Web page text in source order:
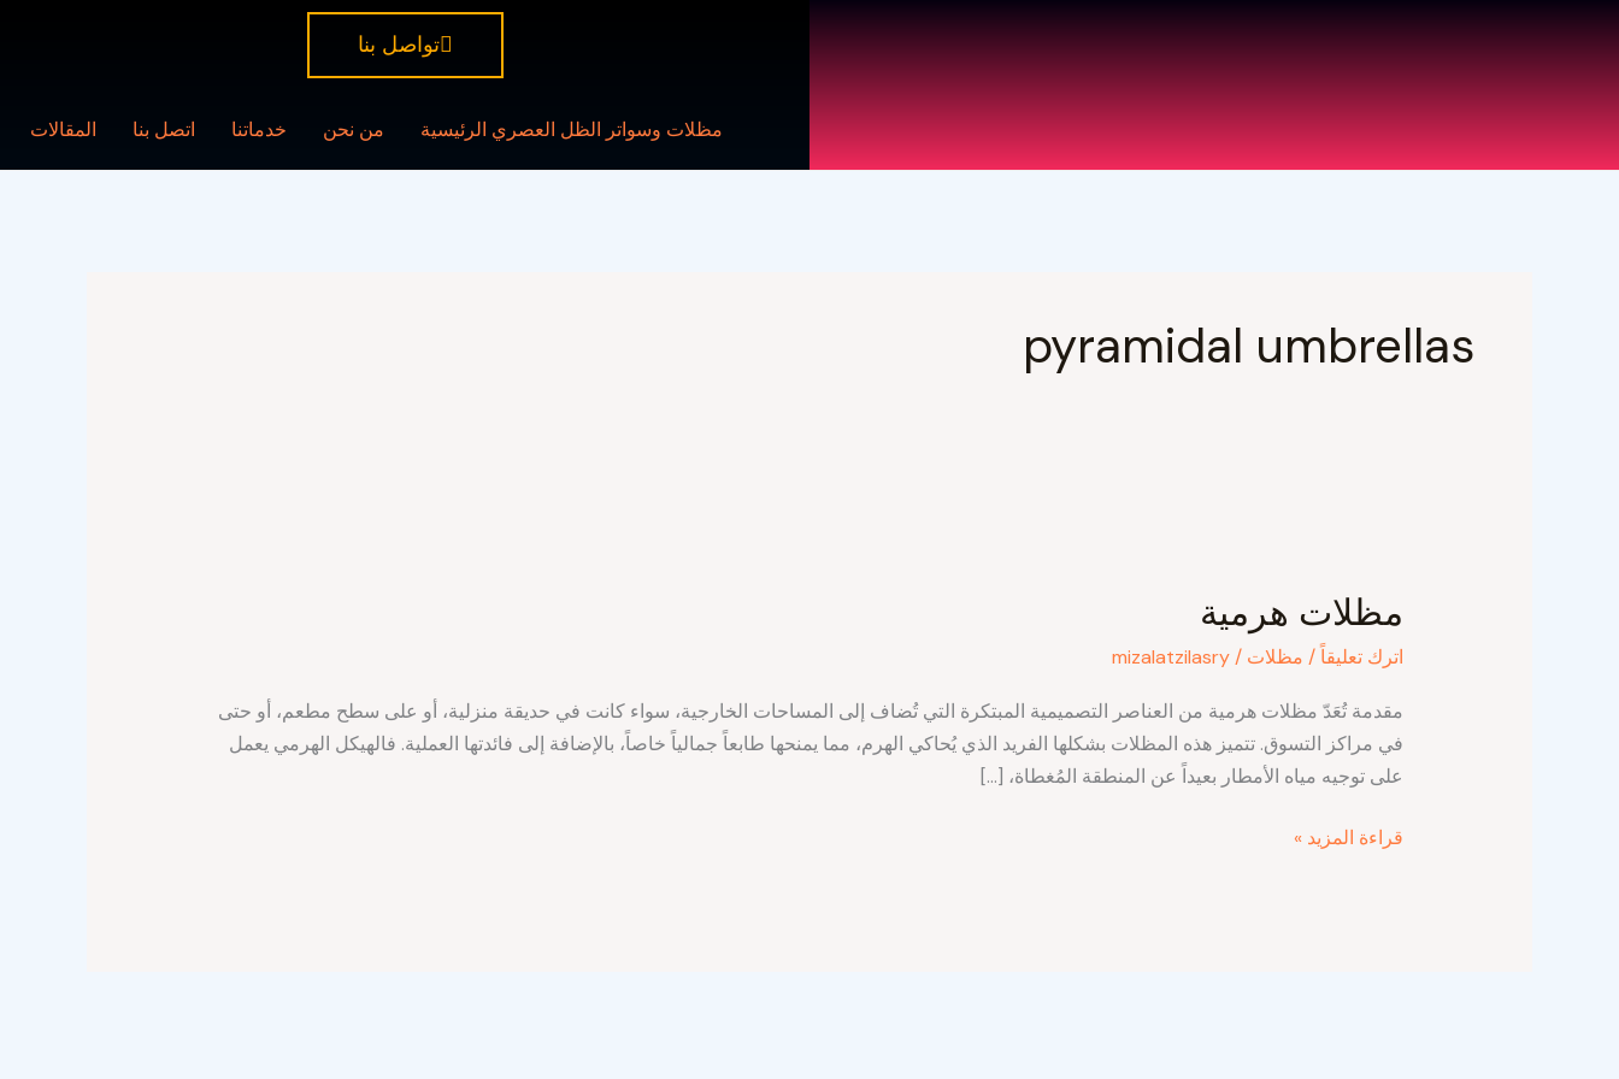
تواصل بنا
مظلات وسواتر الظل العصري الرئيسية من نحن خدماتنا اتصل بنا المقالات
pyramidal umbrellas
مظلات هرمية
اترك تعليقاً / مظلات /
mizalatzilasry
مقدمة تُعَدّ مظلات هرمية من العناصر التصميمية المبتكرة التي تُضاف إلى المساحات الخارجية، سواء كانت في حديقة منزلية، أو على سطح مطعم، أو حتى
في مراكز التسوق. تتميز هذه المظلات بشكلها الفريد الذي يُحاكي الهرم، مما يمنحها طابعاً جمالياً خاصاً، بالإضافة إلى فائدتها العملية. فالهيكل الهرمي يعمل
على توجيه مياه الأمطار بعيداً عن المنطقة المُغطاة، […]
قراءة المزيد »